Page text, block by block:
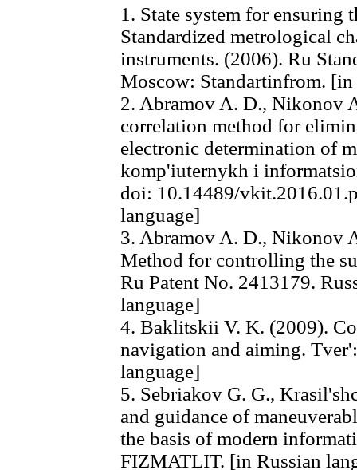
1. State system for ensuring
Standardized metrological
instruments. (2006). Ru
Moscow: Standartinfrom. [in
2. Abramov A. D., Nikonov
correlation method for
electronic determination of
komp'iuternykh i
doi: 10.14489/
language]
3. Abramov A. D., Nikonov
Method for controlling the
Ru Patent No. 2413179.
language]
4. Baklitskii V. K. (2009).
navigation and aiming.
language]
5. Sebriakov G. G.,
and guidance of
the basis of modern
FIZMATLIT. [in Russian